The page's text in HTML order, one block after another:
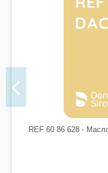
REF 60 86 628 -